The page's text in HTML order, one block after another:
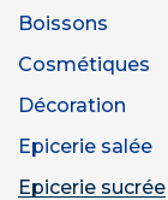
Boissons
Cosmétiques
Décoration
Epicerie salée
Epicerie sucrée